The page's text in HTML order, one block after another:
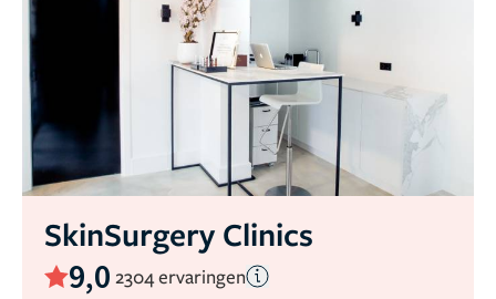
SkinSurgery Clinics
9,0 2304 ervaringen